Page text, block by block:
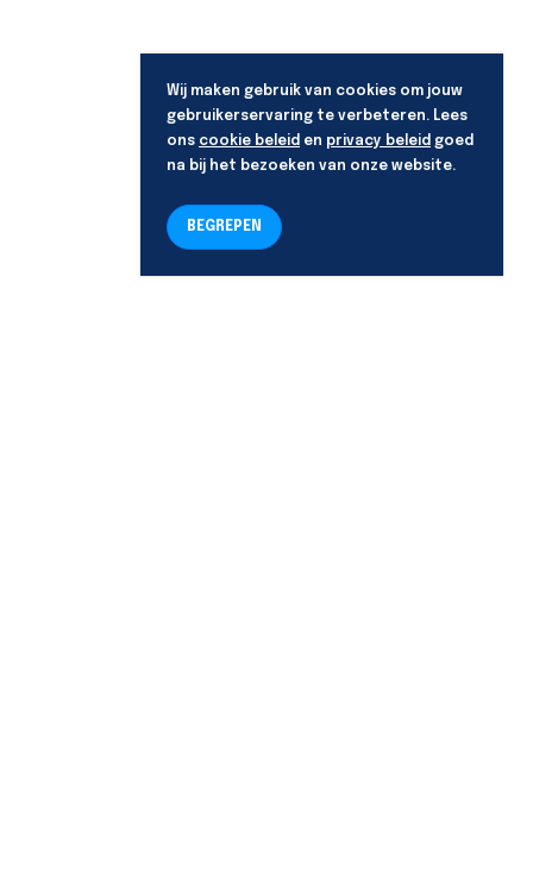
Wij maken gebruik van cookies om jouw
gebruikerservaring te verbeteren. Lees
ons cookie beleid en privacy beleid goed
na bij het bezoeken van onze website.
BEGREPEN